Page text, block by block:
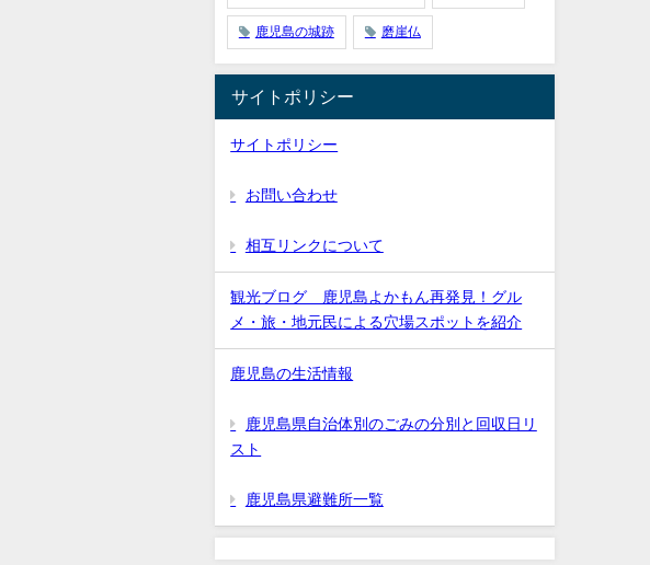
鹿児島の城跡 磨崖仏
サイトポリシー
サイトポリシー
お問い合わせ
相互リンクについて
観光ブログ 鹿児島よかもん再発見！グル
メ・旅・地元民による穴場スポットを紹介
鹿児島の生活情報
鹿児島県自治体別のごみの分別と回収日リ
スト
鹿児島県避難所一覧